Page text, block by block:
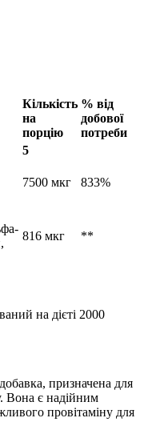
Кількість
на
порцію
% від
добової
потреби
5
7500 мкг 833%
816 мкг **
на дієті 2000
призначена для
Вона є надійним
провітаміну для